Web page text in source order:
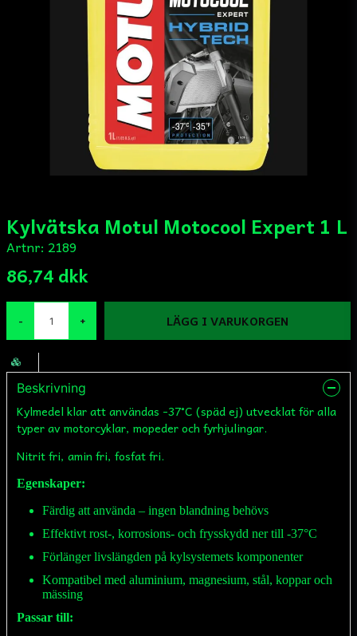
Kylvätska Motul Motocool Expert 1 L
Artnr: 2189
86,74 dkk
- + LÄGG I VARUKORGEN
Beskrivning
Kylmedel klar att användas -37°C (späd ej) utvecklat för alla
typer av motorcyklar, mopeder och fyrhjulingar.
Nitrit fri, amin fri, fosfat fri.
Egenskaper:
Färdig att använda – ingen blandning behövs
Effektivt rost-, korrosions- och frysskydd ner till -37°C
Förlänger livslängden på kylsystemets komponenter
Kompatibel med aluminium, magnesium, stål, koppar och
mässing
Passar till: